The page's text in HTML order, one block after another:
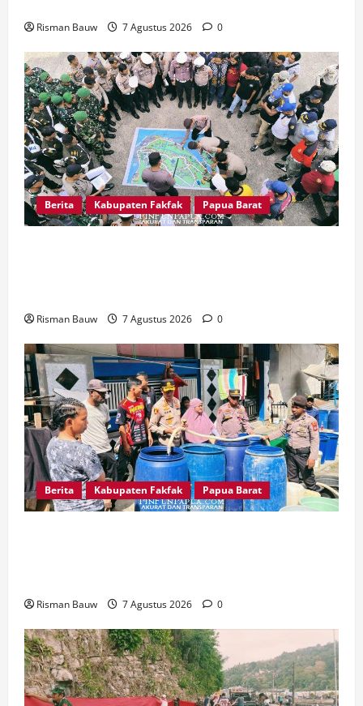
Risman Bauw 7 Agustus 2026 0
Berita Kabupaten Fakfak Papua Barat
Risman Bauw 7 Agustus 2026 0
Berita Kabupaten Fakfak Papua Barat
Risman Bauw 7 Agustus 2026 0